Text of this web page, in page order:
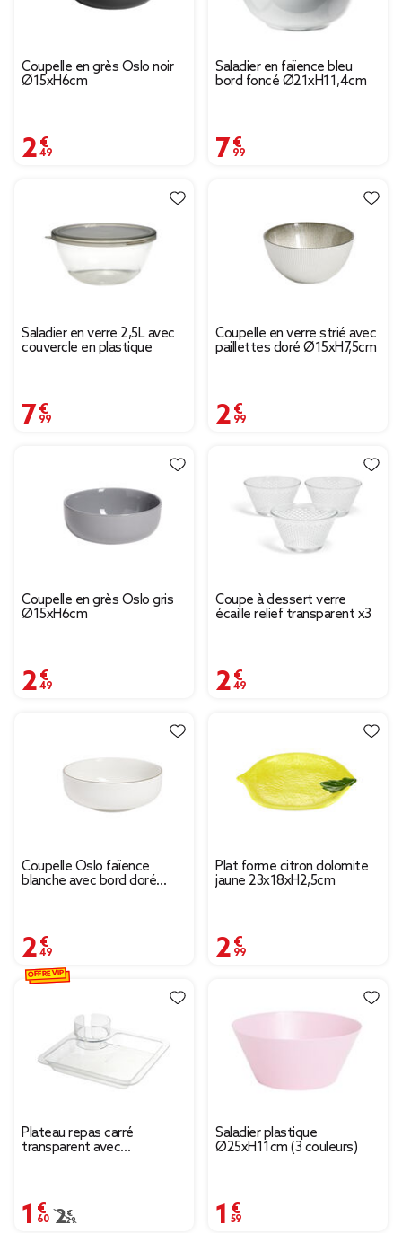
Coupelle en grès Oslo noir
Ø15xH6cm
2,49 €
Saladier en faïence bleu
bord foncé Ø21xH11,4cm
7,99 €
Saladier en verre 2,5L avec
couvercle en plastique
7,99 €
Coupelle en verre strié avec
paillettes doré Ø15xH7,5cm
2,99 €
Coupelle en grès Oslo gris
Ø15xH6cm
2,49 €
Coupe à dessert verre
écaille relief transparent x3
2,49 €
Coupelle Oslo faïence
blanche avec bord doré
2,49 €
Plat forme citron dolomite
jaune 23x18xH2,5cm
2,99 €
Plateau repas carré
transparent avec
1,60 €
Prix remisé de 2,29 € à 1,60 €
2,29 €
OFFRE VIP
Saladier plastique
Ø25xH11cm (3 couleurs)
1,59 €